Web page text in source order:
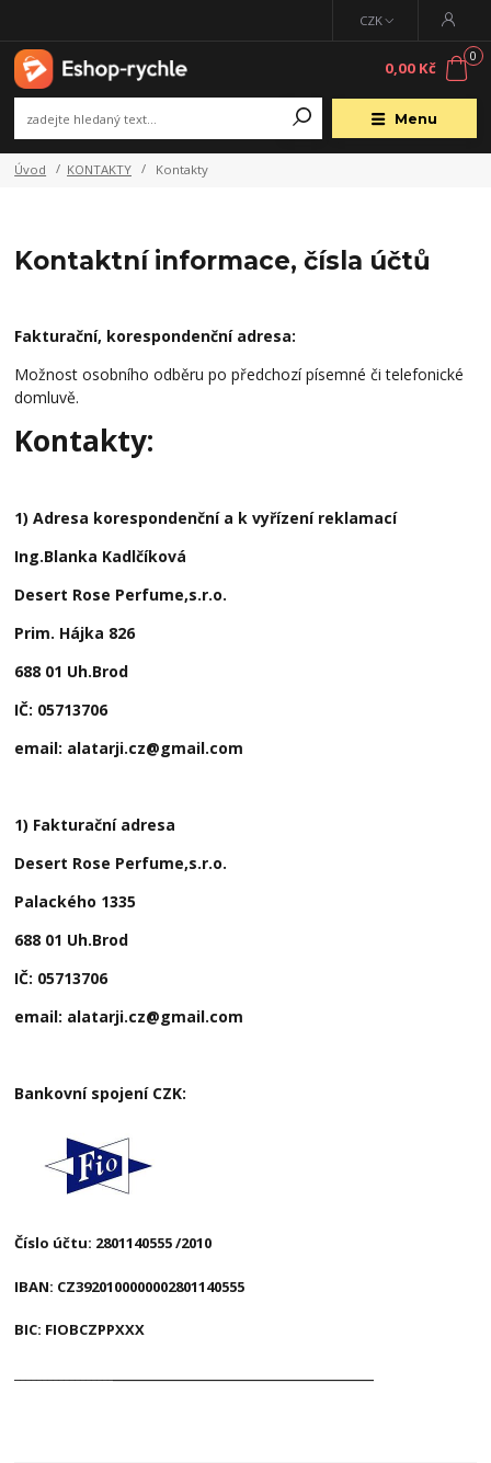
Menu
CZK
0
0,00 Kč
Úvod KONTAKTY Kontakty
Kontaktní informace, čísla účtů
Fakturační, korespondenční adresa:
Možnost osobního odběru po předchozí písemné či telefonické
domluvě.
Kontakty:
1) Adresa korespondenční a k vyřízení reklamací
Ing.Blanka Kadlčíková
Desert Rose Perfume,s.r.o.
Prim. Hájka 826
688 01 Uh.Brod
IČ: 05713706
email: alatarji.cz@gmail.com
1) Fakturační adresa
Desert Rose Perfume,s.r.o.
Palackého 1335
688 01 Uh.Brod
IČ: 05713706
email: alatarji.cz@gmail.com
Bankovní spojení CZK:
Číslo účtu: 2801140555 /2010
IBAN: CZ3920100000002801140555
BIC: FIOBCZPPXXX